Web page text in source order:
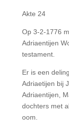
Akte 24
Op 3-2-1776
Adriaentijen
testament.
Er is een
Adriaetijen bij
Adriaentijen,
dochters met
oom.